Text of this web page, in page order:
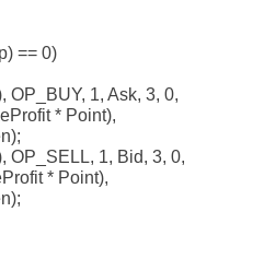
== 0)
OP_BUY, 1, Ask, 3, 0,
* Point),
OP_SELL, 1, Bid, 3, 0,
* Point),